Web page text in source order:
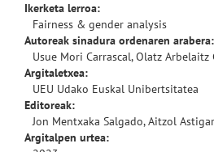
Ikerketa lerroa:
Fairness & gender analysis
Autoreak sinadura ordenaren arabera:
Usue Mori Carrascal, Olatz Arbelaitz
Argitaletxea:
UEU Udako Euskal Unibertsitatea
Editoreak:
Jon Mentxaka Salgado, Aitzol
Argitalpen urtea: